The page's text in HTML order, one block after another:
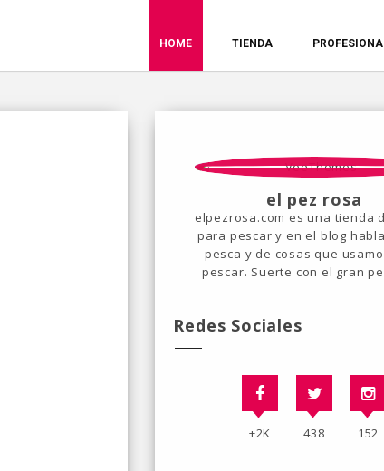
HOME TIENDA
el pez rosa
elpezrosa.com es una tienda
para pescar y en el blog
pesca y de cosas que
pescar. Suerte con el gran
Redes Sociales
+2K 438 152